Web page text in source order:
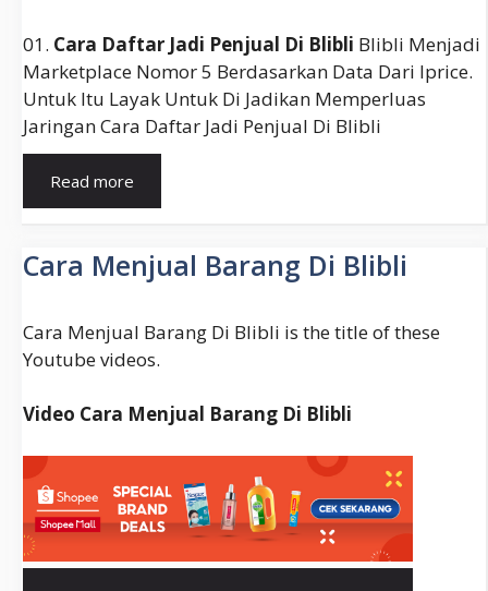
01. Cara Daftar Jadi Penjual Di Blibli Blibli Menjadi
Marketplace Nomor 5 Berdasarkan Data Dari Iprice.
Untuk Itu Layak Untuk Di Jadikan Memperluas
Jaringan Cara Daftar Jadi Penjual Di Blibli
Read more
Blibli
Cara Menjual Barang Di Blibli
Cara Menjual Barang Di Blibli is the title of these
Youtube videos.
Video Cara Menjual Barang Di Blibli